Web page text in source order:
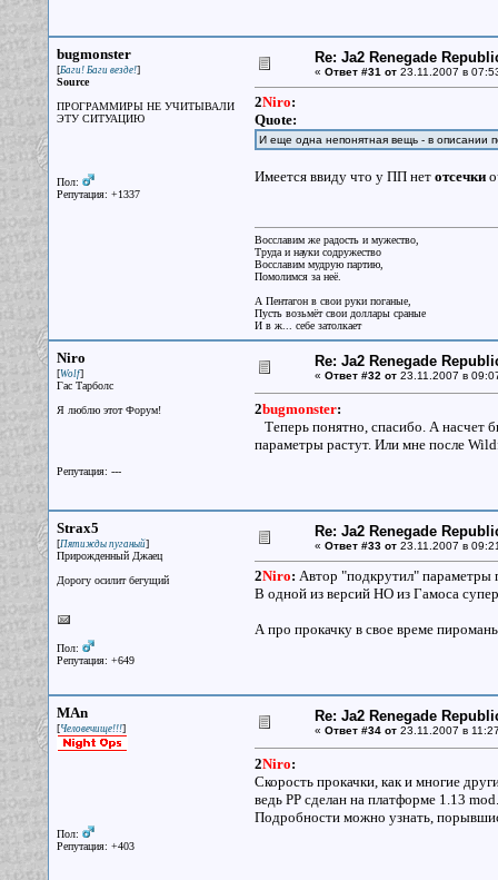
bugmonster
[Баги! Баги везде!]
Source
ПРОГРАММИРЫ НЕ УЧИТЫВАЛИ
ЭТУ СИТУАЦИЮ
Пол:
Репутация: +1337
Re: Ja2 Renegade
« Ответ #31 от23.11.2007 в
2Niro:
Quote:
И еще одна непонятная вещь - в описании
Имеется ввиду что у ПП нет отсечки
Восславим же радость и мужество,
Труда и науки содружество
Восславим мудрую партию,
Помолимся за неё.
А Пентагон в свои руки поганые,
Пусть возьмёт свои доллары сраные
И в ж... себе затолкает
Niro
[Wolf]
Гас Тарболс
Я люблю этот Форум!
Репутация: ---
Re: Ja2 Renegade
« Ответ #32 от23.11.2007 в
2bugmonster:
Теперь понятно, спасибо. А насчет
параметры растут. Или мне после
Strax5
[Пятижды пуганый]
Прирожденный Джаец
Дорогу осилит бегущий
Пол:
Репутация: +649
Re: Ja2 Renegade
« Ответ #33 от23.11.2007 в
2Niro: Автор "подкрутил" параметры
В одной из версий НО из Гамоса
А про прокачку в свое време
MAn
[Человечище!!!]
Пол:
Репутация: +403
Re: Ja2 Renegade
« Ответ #34 от23.11.2007 в
2Niro:
Скорость прокачки, как и многие
ведь РР сделан на платформе 1.13 mod.
Подробности можно узнать,